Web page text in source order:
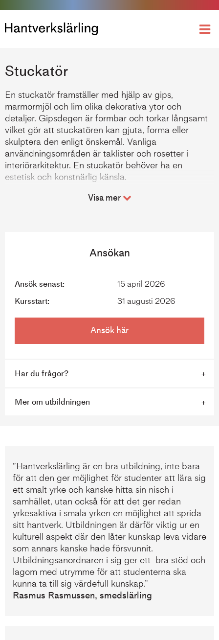
Yrkeshögskoleutbildning
Stuckatör
En stuckatör framställer med hjälp av gips,
marmormjöl och lim olika dekorativa ytor och
detaljer. Gipsdegen är formbar och torkar långsamt
vilket gör att stuckatören kan gjuta, forma eller
skulptera den enligt önskemål. Vanliga
användningsområden är taklister och rosetter i
interiörarkitektur. En stuckatör behöver ha en
estetisk och konstnärlig känsla.
Det finns ingen formell bransch.
Visa mer
Ansökan
Ansök senast:
15 april 2026
Kursstart:
31 augusti 2026
Ansök här
Har du frågor?
Mer om utbildningen
”Hantverkslärling är en bra utbildning, inte bara
för att den ger möjlighet för studenter att lära sig
ett smalt yrke och kanske hitta sin nisch i
samhället, utan också för att det ger redan
yrkesaktiva i smala yrken en möjlighet att sprida
sitt hantverk. Utbildningen är därför viktig ur en
kulturell aspekt där den låter kunskap leva vidare
som annars kanske hade försvunnit.
Utbildningsanordnaren i sig ger ett bra stöd och
lagom med utrymme för att studenterna ska
kunna ta till sig värdefull kunskap.”
Rasmus Rasmussen, smedslärling